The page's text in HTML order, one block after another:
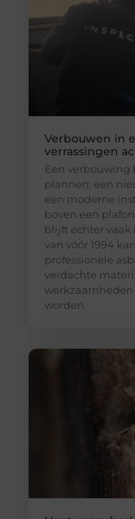
Verbouwen in
verrassingen
Een
plannen: een
een moderne
boven een
blijft echter vaak
van vóór 1994
professionele
verdachte
worden